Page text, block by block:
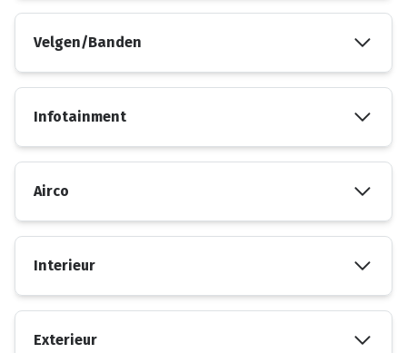
Velgen/Banden
Infotainment
Airco
Interieur
Exterieur